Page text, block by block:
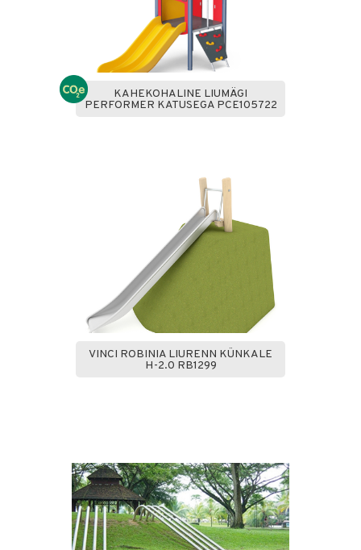
KAHEKOHALINE LIUMÄGI
PERFORMER KATUSEGA PCE105722
VINCI ROBINIA LIURENN KÜNKALE
H-2.0 RB1299